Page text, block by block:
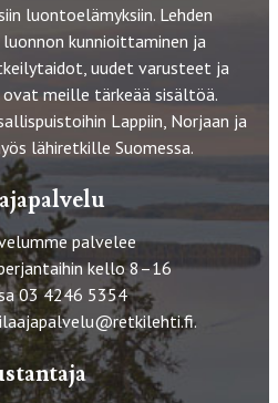
luontoelämyksiin. Lehden
kunnioittaminen ja
uudet varusteet ja
meille tärkeää sisältöä.
Lappiin, Norjaan ja
lähiretkille Suomessa.
palvelee
kello 8–16
03 4246 5354
.